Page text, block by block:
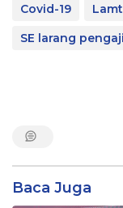
Covid-19
SE larang
Baca Juga